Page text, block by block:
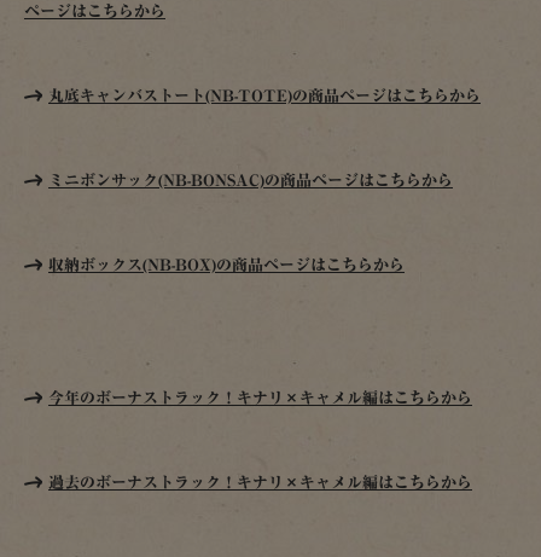
ページはこちらから
丸底キャンバストート(NB-TOTE)の商品ページはこちらから
ミニボンサック(NB-BONSAC)の商品ページはこちらから
収納ボックス(NB-BOX)の商品ページはこちらから
今年のボーナストラック！キナリ×キャメル編はこちらから
過去のボーナストラック！キナリ×キャメル編はこちらから